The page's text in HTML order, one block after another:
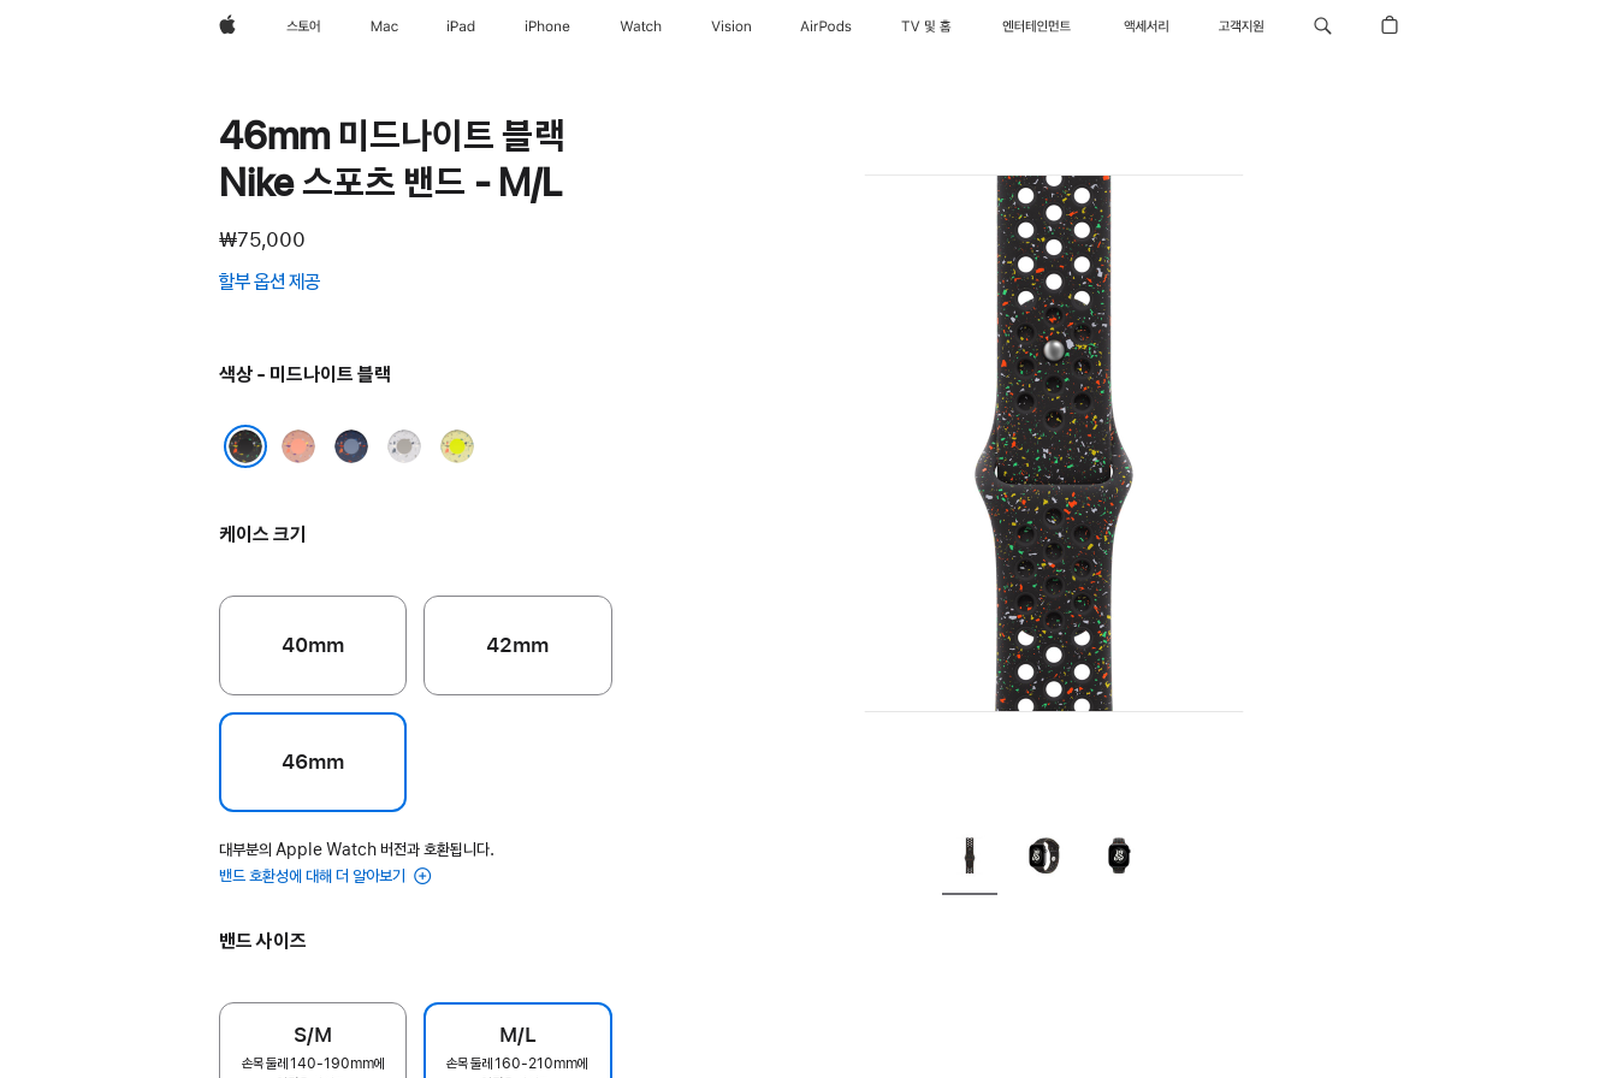
Apple스토어 Mac iPad iPhone Watch Vision AirPods TV 및 홈 엔터테인먼트 액세서리 고객지원
46mm 미드나이트 블랙
Nike 스포츠 밴드 - M/L
₩75,000
할부 옵션 제공
색상 - 미드나이트 블랙
알펜글로우
블루
베일드
볼트
케이스 크기
40mm 42mm
46mm
대부분의 Apple Watch 버전과 호환됩니다.
밴드 호환성에 대해 더 알아보기
밴드 사이즈
S/M
손목 둘레 140-190mm에
M/L
손목 둘레 160-210mm에